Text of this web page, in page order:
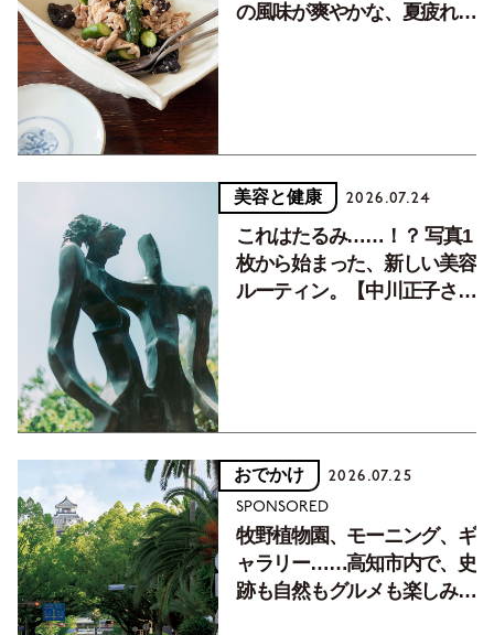
の風味が爽やかな、夏疲れを
美容と健康 2026.07.24
これはたるみ……！？ 写真1
枚から始まった、新しい美容
ルーティン。【中川正子さん
おでかけ 2026.07.25
SPONSORED
牧野植物園、モーニング、ギ
ャラリー……高知市内で、史
跡も自然もグルメも楽しみ尽